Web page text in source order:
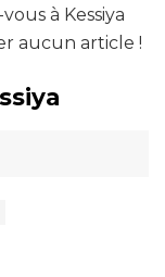
à Kessiya
aucun article !